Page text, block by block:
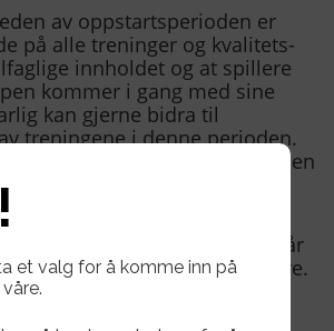
av oppstartsperioden er
på alle treninger og kvalitets-
innholdet og at spillere
kommer i gang med sine
kan gjerne bidra til
treningene i denne perioden.
skal følges opp i praksis og den
til de nye trenerne.
at man rekrutterer en
til hvert lag, og at man får
til å være hjelpetrenere.
bedre treninger. I Herd
skal være 1 trener pr. 5 barn i
et valg for å komme inn på